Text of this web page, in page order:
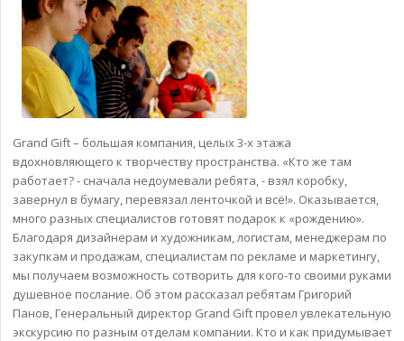
Grand Gift – большая компания, целых 3-х этажа
вдохновляющего к творчеству пространства. «Кто же там
работает? - сначала недоумевали ребята, - взял коробку,
завернул в бумагу, перевязал ленточкой и всё!». Оказывается,
много разных специалистов готовят подарок к «рождению».
Благодаря дизайнерам и художникам, логистам, менеджерам по
закупкам и продажам, специалистам по рекламе и маркетингу,
мы получаем возможность сотворить для кого-то своими руками
душевное послание. Об этом рассказал ребятам Григорий
Панов, Генеральный директор Grand Gift провел увлекательную
экскурсию по разным отделам компании. Кто и как придумывает